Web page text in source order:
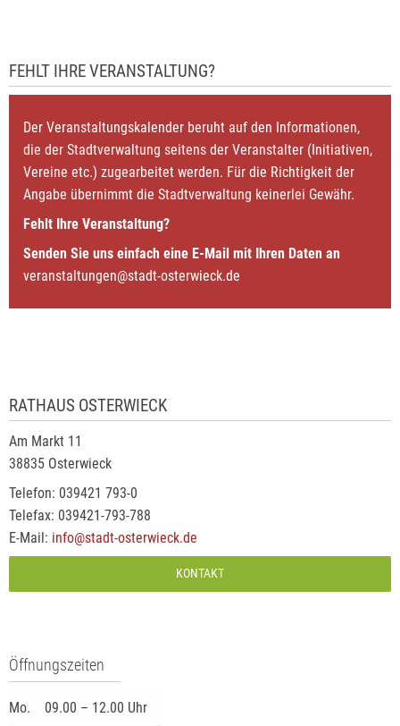
FEHLT IHRE VERANSTALTUNG?
Der Veranstaltungskalender beruht auf den Informationen,
die der Stadtverwaltung seitens der Veranstalter (Initiativen,
Vereine etc.) zugearbeitet werden. Für die Richtigkeit der
Angabe übernimmt die Stadtverwaltung keinerlei Gewähr.
Fehlt Ihre Veranstaltung?
Senden Sie uns einfach eine E-Mail mit Ihren Daten an
veranstaltungen@stadt-osterwieck.de
RATHAUS OSTERWIECK
Am Markt 11
38835 Osterwieck
Telefon: 039421 793-0
Telefax: 039421-793-788
E-Mail: info@stadt-osterwieck.de
KONTAKT
Öffnungszeiten
Mo. 09.00 – 12.00 Uhr